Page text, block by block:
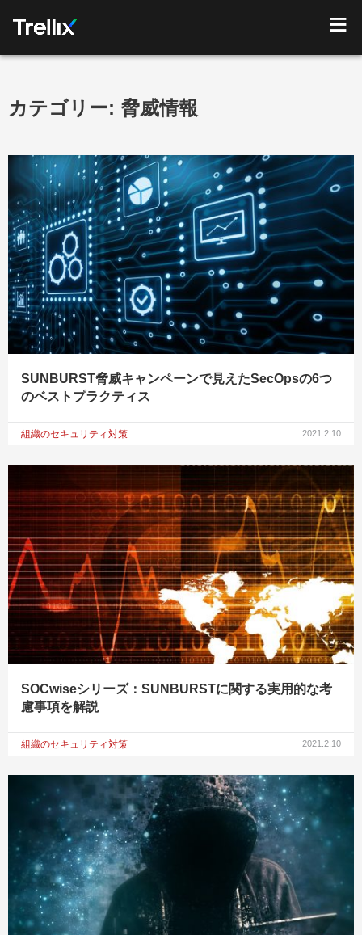
カテゴリー: 脅威情報
SUNBURST脅威キャンペーンで見えたSecOpsの6つ
のベストプラクティス
組織のセキュリティ対策 2021.2.10
SOCwiseシリーズ：SUNBURSTに関する実用的な考
慮事項を解説
組織のセキュリティ対策 2021.2.10